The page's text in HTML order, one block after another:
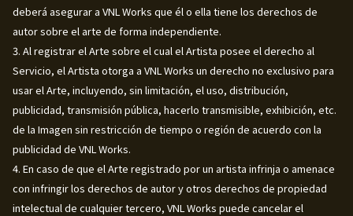
deberá asegurar a VNL Works que él o ella tiene los derechos de
autor sobre el arte de forma independiente.
3. Al registrar el Arte sobre el cual el Artista posee el derecho al
Servicio, el Artista otorga a VNL Works un derecho no exclusivo para
usar el Arte, incluyendo, sin limitación, el uso, distribución,
publicidad, transmisión pública, hacerlo transmisible, exhibición, etc.
de la Imagen sin restricción de tiempo o región de acuerdo con la
publicidad de VNL Works.
4. En caso de que el Arte registrado por un artista infrinja o amenace
con infringir los derechos de autor y otros derechos de propiedad
intelectual de cualquier tercero, VNL Works puede cancelar el